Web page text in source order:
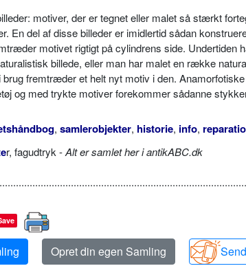
motiver, der er tegnet eller malet så stærkt
En del af disse billeder er imidlertid sådan
motivet rigtigt på cylindrens side. Undertiden
billede, eller man har malet en række
brug fremtræder et helt nyt motiv i den.
og med trykte motiver forekommer sådanne
, samlerobjekter, historie, info,
r, fagudtryk -Alt er samlet her i antikABC.dk
Opret din egen Samling